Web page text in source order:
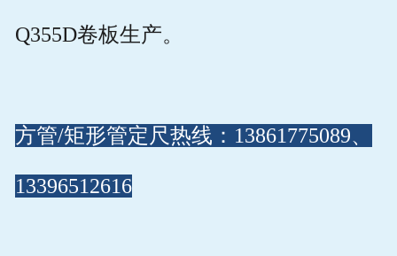
Q355D卷板生产。
方管/矩形管定尺热线：13861775089、
13396512616